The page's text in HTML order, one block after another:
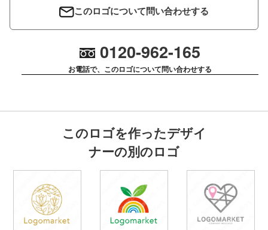
このロゴについて問い合わせする
0120-962-165
お電話で、このロゴについて問い合わせする
このロゴを作ったデザイ
ナーの別のロゴ